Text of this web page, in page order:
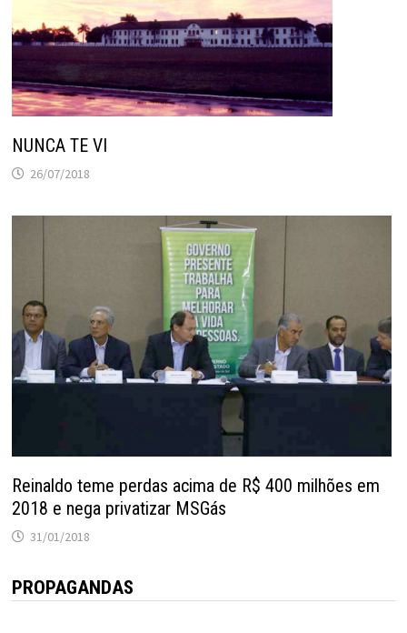
NUNCA TE VI
26/07/2018
Reinaldo teme perdas acima de R$ 400 milhões em
2018 e nega privatizar MSGás
31/01/2018
PROPAGANDAS